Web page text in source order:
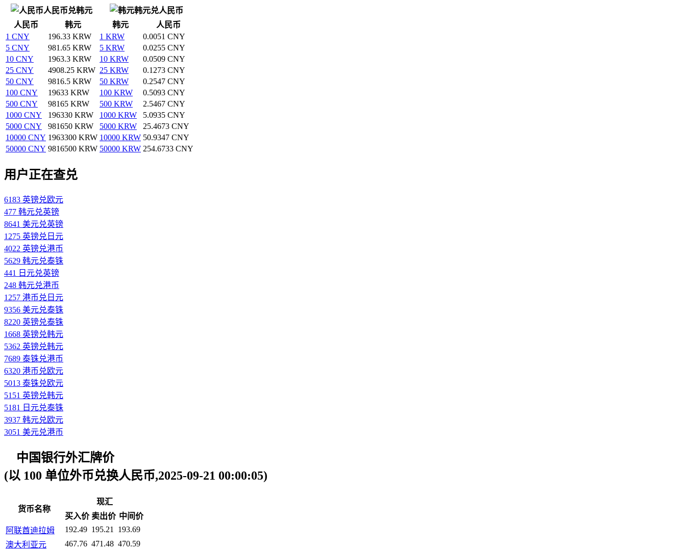
人民币兑韩元
韩元兑人民币
人民币
韩元 韩元
人民币
1 CNY
196.33 KRW 1 KRW
0.0051 CNY
5 CNY
981.65 KRW 5 KRW
0.0255 CNY
10 CNY
1963.3 KRW 10 KRW
0.0509 CNY
25 CNY
4908.25 KRW 25 KRW
0.1273 CNY
50 CNY
9816.5 KRW 50 KRW
0.2547 CNY
100 CNY
19633 KRW 100 KRW
0.5093 CNY
500 CNY
98165 KRW 500 KRW
2.5467 CNY
1000 CNY
196330 KRW 1000 KRW
5.0935 CNY
5000 CNY
981650 KRW 5000 KRW
25.4673 CNY
10000 CNY 1963300 KRW 10000 KRW 50.9347 CNY
50000 CNY 9816500 KRW 50000 KRW 254.6733 CNY
用户正在查兑
6183 英镑兑欧元
477 韩元兑英镑
8641 美元兑英镑
1275 英镑兑日元
4022 英镑兑港币
5629 韩元兑泰铢
441 日元兑英镑
248 韩元兑港币
1257 港币兑日元
9356 美元兑泰铢
8220 英镑兑泰铢
1668 英镑兑韩元
5362 英镑兑韩元
7689 泰铢兑港币
6320 港币兑欧元
5013 泰铢兑欧元
5151 英镑兑韩元
5181 日元兑泰铢
3937 韩元兑欧元
3051 美元兑港币
中国银行外汇牌价
(以 100 单位外币兑换人民币,2025-09-21 00:00:05)
货币名称
现汇
买入价 卖出价 中间价
阿联酋迪拉姆
192.49 195.21
193.69
澳大利亚元
467.76 471.48 470.59